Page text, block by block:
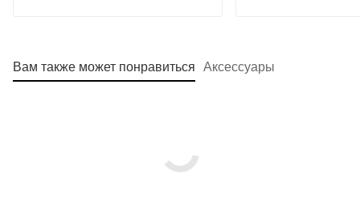
Вам также может понравиться Аксессуары